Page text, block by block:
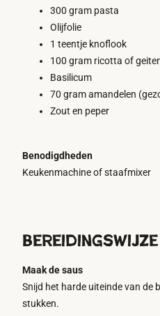
300 gram pasta
Olijfolie
1 teentje knoflook
100 gram ricotta of
Basilicum
70 gram amandelen
Zout en peper
Benodigdheden
Keukenmachine of staafmixer
Bereidingswijze
Maak de saus
Snijd het harde uiteinde van de
stukken.